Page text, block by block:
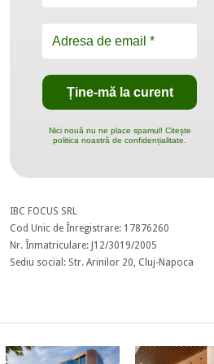
Nici nouă nu ne place spamul! Citește
politica noastră de confidențialitate.
IBC FOCUS SRL
Cod Unic de Înregistrare: 17876260
Nr. Înmatriculare: J12/3019/2005
Sediu social: Str. Arinilor 20, Cluj-Napoca